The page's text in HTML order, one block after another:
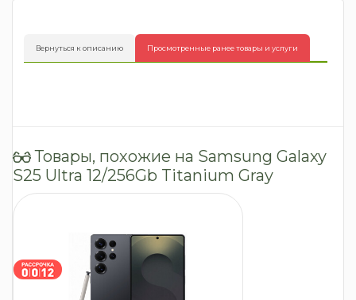
Вернуться к описанию Просмотренные ранее товары и услуги
Товары, похожие на Samsung Galaxy
S25 Ultra 12/256Gb Titanium Gray